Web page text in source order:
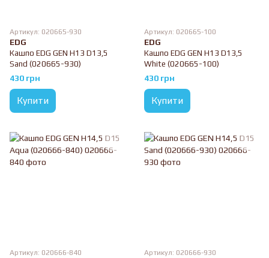
Артикул: 020665-930
EDG
Кашпо EDG GEN H13 D13,5
Sand (020665-930)
430 грн
Купити
Артикул: 020665-100
EDG
Кашпо EDG GEN H13 D13,5
White (020665-100)
430 грн
Купити
Артикул: 020666-840 Артикул: 020666-930